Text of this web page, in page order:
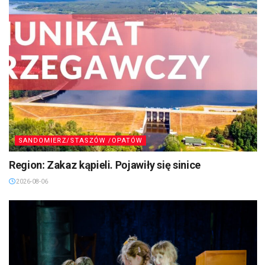
SANDOMIERZ/STASZÓW /OPATÓW
Region: Zakaz kąpieli. Pojawiły się sinice
2026-08-06